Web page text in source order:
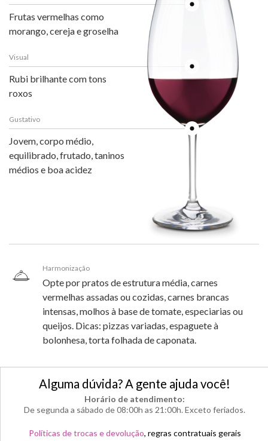
Frutas vermelhas como
morango, cereja e groselha
Visual
Rubi brilhante com tons
roxos
Gustativo
Jovem, corpo médio,
equilibrado, frutado, taninos
médios e boa acidez
Harmonização
Opte por pratos de estrutura média, carnes
vermelhas assadas ou cozidas, carnes brancas
intensas, molhos à base de tomate, especiarias ou
queijos. Dicas: pizzas variadas, espaguete à
bolonhesa, torta folhada de caponata.
Alguma dúvida? A gente ajuda você!
Horário de atendimento:
De segunda a sábado de 08:00h as 21:00h. Exceto feriados.
Políticas de trocas e devolução, regras contratuais gerais